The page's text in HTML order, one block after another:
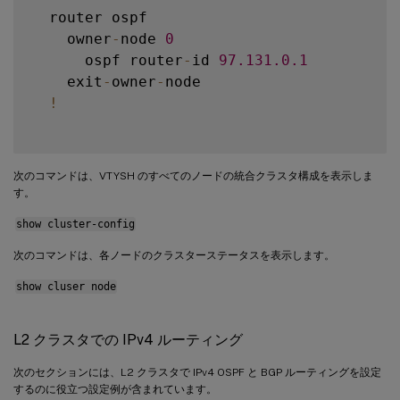
  router ospf
    owner
- node 0
      ospf router
- id 97.131 .0 .1
    exit
- owner - node
!
次のコマンドは、VTYSH のすべてのノードの統合クラスタ構成を表示しま
す。
show cluster-config
次のコマンドは、各ノードのクラスターステータスを表示します。
show cluser node
L2 クラスタでの IPv4 ルーティング
次のセクションには、L2 クラスタで IPv4 OSPF と BGP ルーティングを設定
するのに役立つ設定例が含まれています。